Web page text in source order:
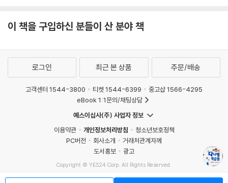
이 책을 구입하신 분들이 산 분야 책
로그인 최근 본 상품 주문/배송
고객센터 1544-3800 티켓 1544-6399
중고샵 1566-4295
eBook 1:1문의/채팅상담
예스이십사(주) 사업자 정보
이용약관
개인정보처리방침
청소년보호정책
PC버전
회사소개
거래처관계자께
도서홍보
광고
Copyright © YES24 Corp. All Rights Reserved.